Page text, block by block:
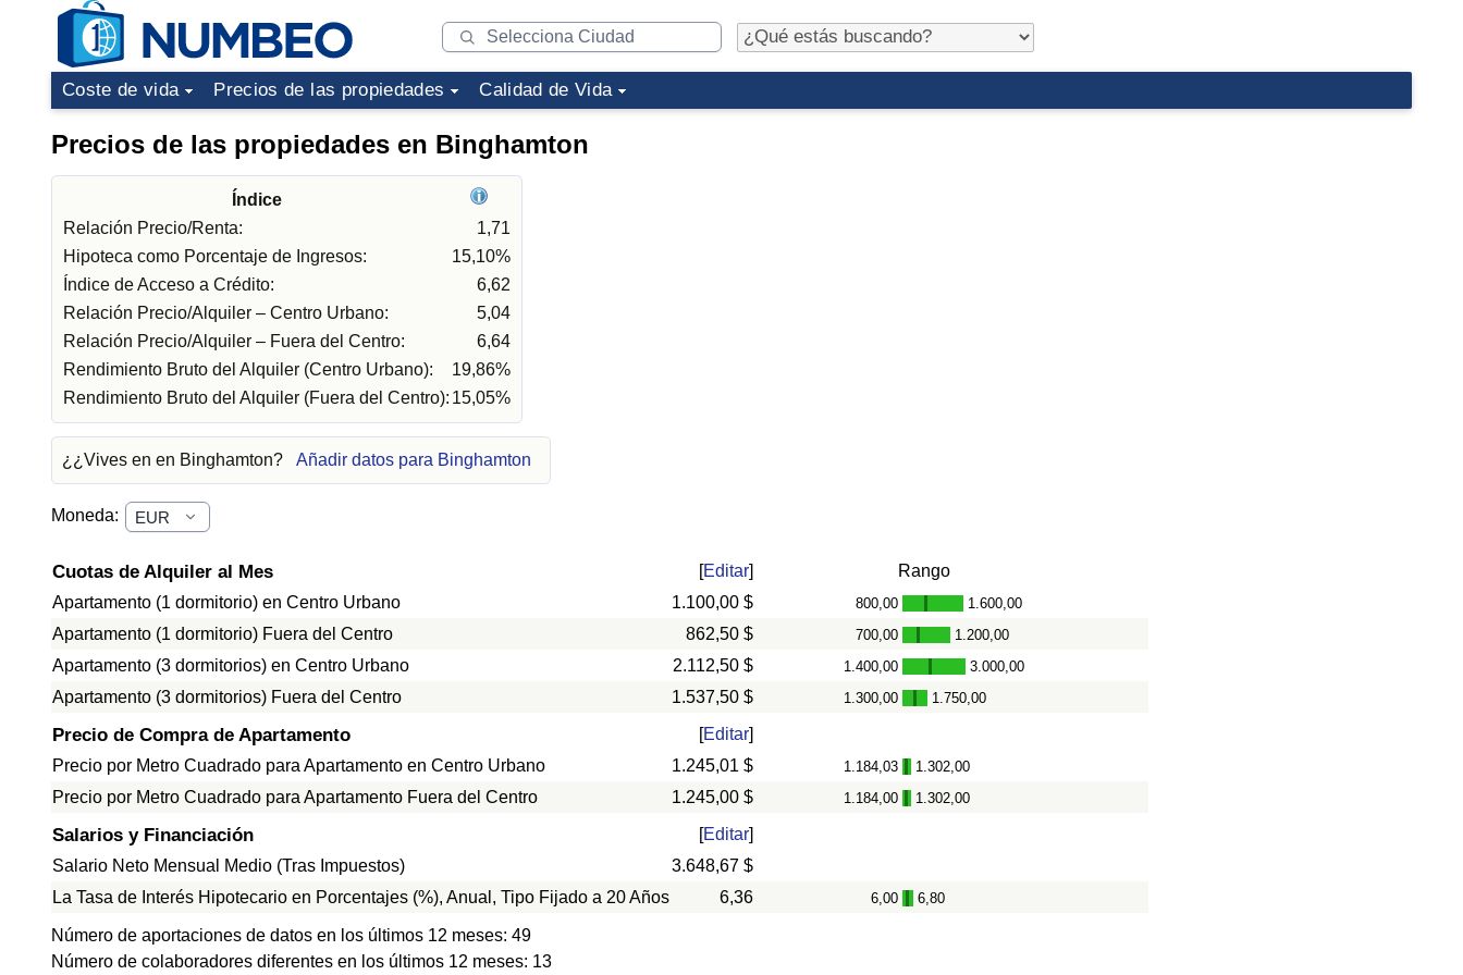
Coste de vida Precios de las propiedades Calidad de Vida
Precios de las propiedades en Binghamton
Índice
Relación Precio/Renta:
1,71
Hipoteca como Porcentaje de Ingresos:
15,10%
Índice de Acceso a Crédito:
6,62
Relación Precio/Alquiler – Centro Urbano:
5,04
Relación Precio/Alquiler – Fuera del Centro:
6,64
Rendimiento Bruto del Alquiler (Centro Urbano):
19,86%
Rendimiento Bruto del Alquiler (Fuera del Centro): 15,05%
¿¿Vives en en Binghamton? Añadir datos para Binghamton
Moneda:
Cuotas de Alquiler al Mes [Editar]
Rango
Apartamento (1 dormitorio) en Centro Urbano
1.100,00 $ 800,00 - 1.600,00
Apartamento (1 dormitorio) Fuera del Centro 862,50 $ 700,00 - 1.200,00
Apartamento (3 dormitorios) en Centro Urbano 2.112,50 $ 1.400,00 - 3.000,00
Apartamento (3 dormitorios) Fuera del Centro 1.537,50 $ 1.300,00 - 1.750,00
Precio de Compra de Apartamento [Editar]
Precio por Metro Cuadrado para Apartamento en Centro Urbano
1.245,01 $ 1.184,03 - 1.302,00
Precio por Metro Cuadrado para Apartamento Fuera del Centro 1.245,00 $ 1.184,00 - 1.302,00
Salarios y Financiación [Editar]
Salario Neto Mensual Medio (Tras Impuestos)
3.648,67 $
La Tasa de Interés Hipotecario en Porcentajes (%), Anual, Tipo Fijado a 20 Años
6,36 6,00 - 6,80
Número de aportaciones de datos en los últimos 12 meses: 49
Número de colaboradores diferentes en los últimos 12 meses: 13